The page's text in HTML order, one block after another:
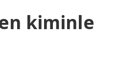
kiminle